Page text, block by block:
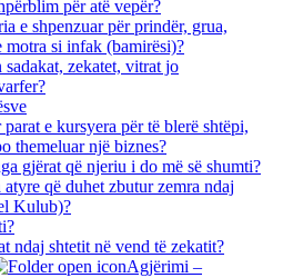
për atë vepër?
e shpenzuar për prindër, grua,
motra si infak (bamirësi)?
sadakat, zekatet, vitrat jo
e kursyera për të blerë shtëpi,
themeluar një biznes?
gjërat që njeriu i do më së shumti?
që duhet zbutur zemra ndaj
Kulub)?
ndaj shtetit në vend të zekatit?
Agjërimi –